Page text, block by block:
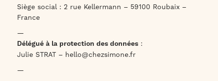
Siège social : 2 rue Kellermann – 59100 Roubaix –
France
—
Délégué à la protection des données :
Julie STRAT – hello@chezsimone.fr
—